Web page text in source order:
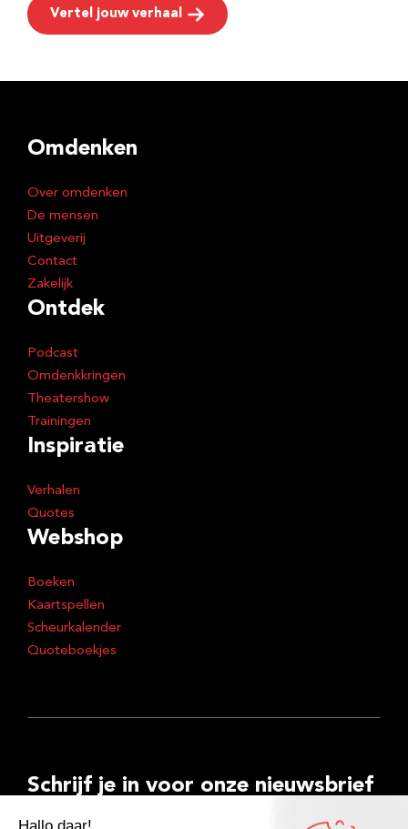
Vertel jouw verhaal
Omdenken
Over omdenken
De mensen
Uitgeverij
Contact
Zakelijk
Ontdek
Podcast
Omdenkkringen
Theatershow
Trainingen
Inspiratie
Verhalen
Quotes
Webshop
Boeken
Kaartspellen
Scheurkalender
Quoteboekjes
Schrijf je in voor onze nieuwsbrief